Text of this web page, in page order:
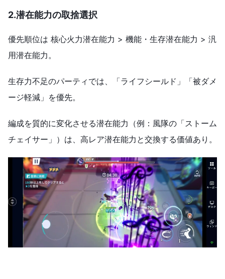
2.潜在能力の取捨選択
優先順位は 核心火力潜在能力 > 機能・生存潜在能力 > 汎
用潜在能力。
生存力不足のパーティでは、「ライフシールド」「被ダメ
ージ軽減」を優先。
編成を質的に変化させる潜在能力（例：風隊の「ストーム
チェイサー」）は、高レア潜在能力と交換する価値あり。